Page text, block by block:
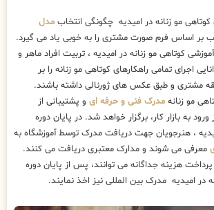
مو زنانه در امیدیه چگونگی انتخاب مدل
بر اساس فرم صورت مشتری را به خوبی یاد می گیرد.
کوتاهی مو زنانه در امیدیه ، تربیت افراد ماهر و
اجرای تمامی راهکارهای کوتاهی مو زنانه را بر
مشتری و طبق عکس های ژورنالی داشته باشند.
مو زنانه مدرک فنی و حرفه ای و پشتیبانی از
به بازار کار، برگزار خواهد شد. در پایان دوره
، هنرجویان جهت دریافت مدرک توسط آموزشگاه به
معرفی می شوند و مدارک معتبری دریافت می کنند.
هزینه جداگانه می توانند، پس از پایان دوره
در امیدیه مدرک بین المللی نیز اخذ نمایند.